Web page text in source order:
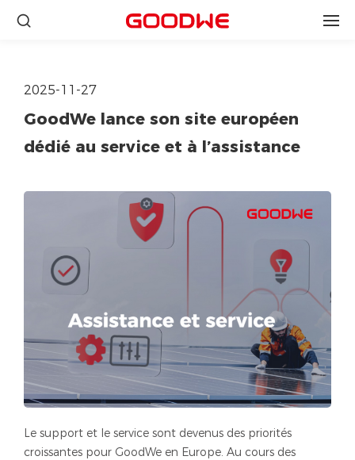
2025-11-27
GoodWe lance son site européen
dédié au service et à l’assistance
Le support et le service sont devenus des priorités
croissantes pour GoodWe en Europe. Au cours des